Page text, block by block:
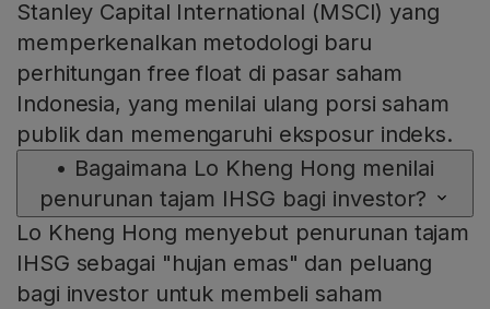
Stanley Capital International (MSCI) yang
memperkenalkan metodologi baru
perhitungan free float di pasar saham
Indonesia, yang menilai ulang porsi saham
publik dan memengaruhi eksposur indeks.
• Bagaimana Lo Kheng Hong menilai
penurunan tajam IHSG bagi investor?
Lo Kheng Hong menyebut penurunan tajam
IHSG sebagai "hujan emas" dan peluang
bagi investor untuk membeli saham